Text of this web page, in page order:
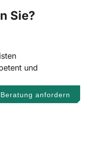
Sie?
und
Beratung anfordern